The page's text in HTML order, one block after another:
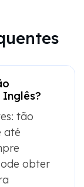
tão
até
obter